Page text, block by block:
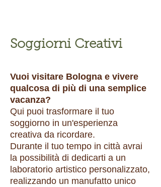
Soggiorni Creativi
Vuoi visitare Bologna e vivere
qualcosa di più di una semplice
vacanza?
Qui puoi trasformare il tuo
soggiorno in un'esperienza
creativa da ricordare.
Durante il tuo tempo in città avrai
la possibilità di dedicarti a un
laboratorio artistico personalizzato,
realizzando un manufatto unico